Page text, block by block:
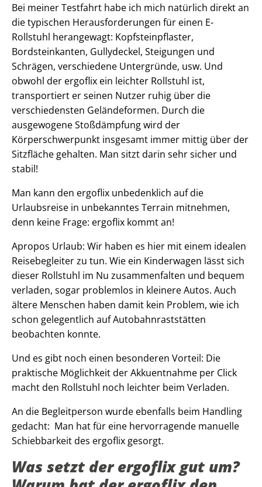
Bei meiner Testfahrt habe ich mich natürlich direkt an
die typischen Herausforderungen für einen E-
Rollstuhl herangewagt: Kopfsteinpflaster,
Bordsteinkanten, Gullydeckel, Steigungen und
Schrägen, verschiedene Untergründe, usw. Und
obwohl der ergoflix ein leichter Rollstuhl ist,
transportiert er seinen Nutzer ruhig über die
verschiedensten Geländeformen. Durch die
ausgewogene Stoßdämpfung wird der
Körperschwerpunkt insgesamt immer mittig über der
Sitzfläche gehalten. Man sitzt darin sehr sicher und
stabil!
Man kann den ergoflix unbedenklich auf die
Urlaubsreise in unbekanntes Terrain mitnehmen,
denn keine Frage: ergoflix kommt an!
Apropos Urlaub: Wir haben es hier mit einem idealen
Reisebegleiter zu tun. Wie ein Kinderwagen lässt sich
dieser Rollstuhl im Nu zusammenfalten und bequem
verladen, sogar problemlos in kleinere Autos. Auch
ältere Menschen haben damit kein Problem, wie ich
schon gelegentlich auf Autobahnraststätten
beobachten konnte.
Und es gibt noch einen besonderen Vorteil: Die
praktische Möglichkeit der Akkuentnahme per Click
macht den Rollstuhl noch leichter beim Verladen.
An die Begleitperson wurde ebenfalls beim Handling
gedacht: Man hat für eine hervorragende manuelle
Schiebbarkeit des ergoflix gesorgt.
Was setzt der ergoflix gut um?